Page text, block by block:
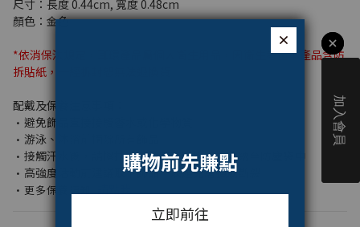
尺寸：長度 0.44cm, 寬度 0.48cm
顏色：金色
*依消保法規定，耳環產品屬個人衛生用品，
因衛生考量本產品含防
拆貼紙，一經拆封恕無法退換貨
配戴及保養注意事項：
· 避免飾品直接接觸香水或化學物質
· 游泳、沐浴前摘除所有飾品
· 接觸汗水後，請擦拭清潔並完全乾燥後再收納至防塵袋中
· 高強度活動前建議取下飾品，以避免磨損或斷裂
·更多保養須知